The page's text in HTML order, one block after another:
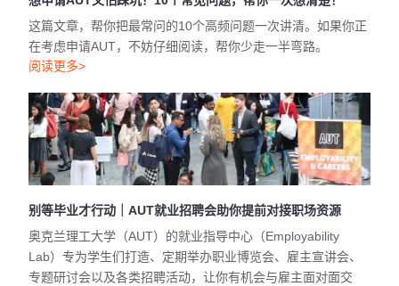
这篇文章，帮你把最常问的10个高频问题一次讲清。如果你正
在考虑申请AUT，不妨仔细阅读，帮你少走一半弯路。
阅读更多>
别等毕业才行动｜AUT就业招聘会助你提前对接职场资源
奥克兰理工大学（AUT）的就业指导中心（Employability
Lab）专为学生们打造、定期举办职业博览会、雇主宣讲会、
专题研讨会以及各类招聘活动，让你有机会与雇主面对面交